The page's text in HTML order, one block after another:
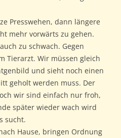
Presswehen, dann längere
mehr vorwärts zu gehen.
zu schwach. Gegen
Tierarzt. Wir müssen gleich
und sieht noch einen
geholt werden muss. Der
wir sind einfach nur froh,
später wieder wach wird
sucht.
Hause, bringen Ordnung